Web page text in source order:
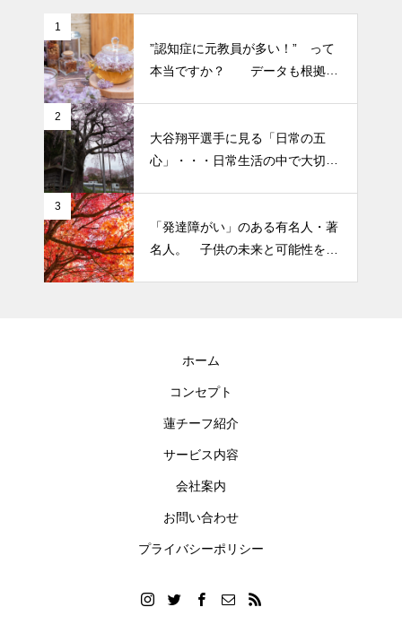
り癖がついてしまって・・・恥
ずかしぃ～ (〃ﾉωﾉ)
「食生活習慣の改善」が今年の
テーマです。
1
”認知症に元教員が多い！” って
本当ですか？ データも根拠も
2
大谷翔平選手に見る「日常の五
心」・・・日常生活の中で大切
3
「発達障がい」のある有名人・著
名人。 子供の未来と可能性を秘
ホーム
コンセプト
蓮チーフ紹介
サービス内容
会社案内
お問い合わせ
プライバシーポリシー